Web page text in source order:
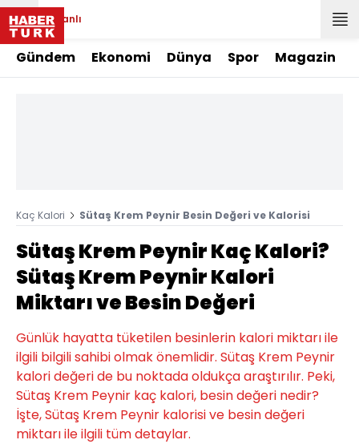
Canlı
Gündem Ekonomi Dünya Spor Magazin
Kaç Kalori Sütaş Krem Peynir Besin Değeri ve Kalorisi
Sütaş Krem Peynir Kaç Kalori?
Sütaş Krem Peynir Kalori
Miktarı ve Besin Değeri
Günlük hayatta tüketilen besinlerin kalori miktarı ile
ilgili bilgili sahibi olmak önemlidir. Sütaş Krem Peynir
kalori değeri de bu noktada oldukça araştırılır. Peki,
Sütaş Krem Peynir kaç kalori, besin değeri nedir?
İşte, Sütaş Krem Peynir kalorisi ve besin değeri
miktarı ile ilgili tüm detaylar.